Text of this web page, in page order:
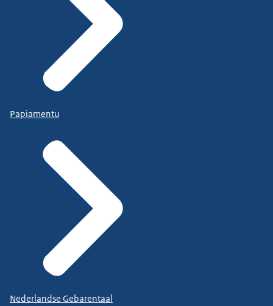
Papiamentu
Nederlandse Gebarentaal